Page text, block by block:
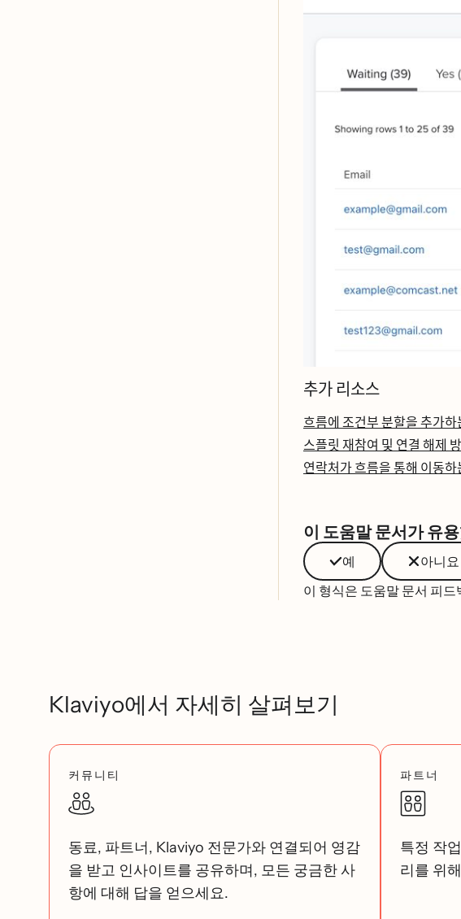
추가 리소스
흐름에 조건부 분할을
스플릿 재참여 및 연결 해제
연락처가 흐름을 통해
이 도움말 문서가 유
예
아니요
이 형식은 도움말 문서 피
Klaviyo에서 자세히 살펴보기
커뮤니티
동료, 파트너, Klaviyo 전문가와 연결되어 영감
을 받고 인사이트를 공유하며, 모든 궁금한 사
항에 대해 답을 얻으세요.
파트너
특정 작
리를 위